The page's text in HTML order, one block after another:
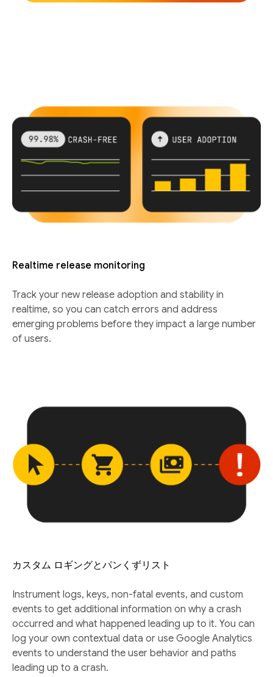
Realtime release monitoring
Track your new release adoption and stability in
realtime, so you can catch errors and address
emerging problems before they impact a large number
of users.
カスタム ロギングとパンくずリスト
Instrument logs, keys, non-fatal events, and custom
events to get additional information on why a crash
occurred and what happened leading up to it. You can
log your own contextual data or use Google Analytics
events to understand the user behavior and paths
leading up to a crash.